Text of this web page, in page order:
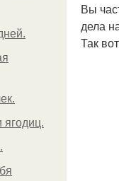
ягодиц.
Вы
дела
Так